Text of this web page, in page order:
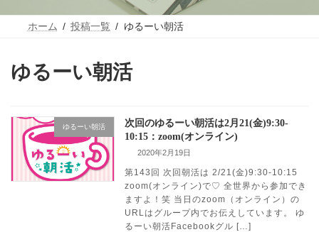
ホーム 投稿一覧 ゆるーい朝活
ゆるーい朝活
ゆるーい朝活
次回のゆるーい朝活は2月21(金)9:30-
10:15：zoom(オンライン)
2020年2月19日
第143回 次回朝活は 2/21(金)9:30-10:15
zoom(オンライン)で♡ 全世界から参加でき
ますよ！笑 当日のzoom（オンライン）の
URLはグループ内でお伝えしています。 ゆ
るーい朝活Facebookグル […]